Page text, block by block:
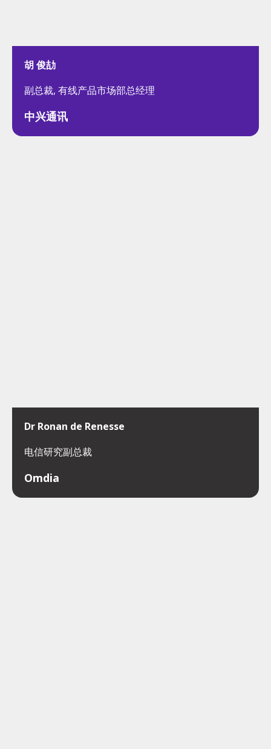
胡 俊劼
副总裁, 有线产品市场部总经理
中兴通讯
Dr Ronan de Renesse
电信研究副总裁
Omdia